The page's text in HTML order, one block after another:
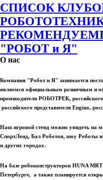
СПИСОК
"РОБОТ и Я"
О нас
Компания "Робот и Я" занимается
являемся официальным розничным и
производителя РОБОТРЕК,
российского представителя Engino,
Наш игровой стенд можно увидеть на
СпортЛенд, Бал Роботов, шоу Роботы
и других городах.
На базе робоконструкторов HUNA
Петербурге, а также планируется